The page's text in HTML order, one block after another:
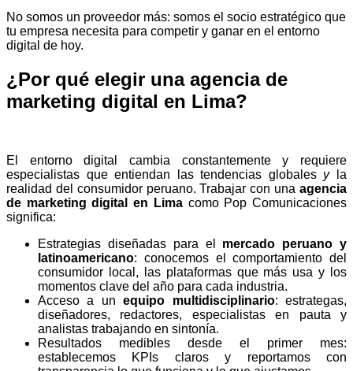
No somos un proveedor más: somos el socio estratégico que
tu empresa necesita para competir y ganar en el entorno
digital de hoy.
¿Por qué elegir una agencia de
marketing digital en Lima?
El entorno digital cambia constantemente y requiere
especialistas que entiendan las tendencias globales yla
realidad del consumidor peruano. Trabajar con una agencia
de marketing digital en Limacomo Pop Comunicaciones
significa:
Estrategias diseñadas para el mercado peruano y
latinoamericano: conocemos el comportamiento del
consumidor local, las plataformas que más usa y los
momentos clave del año para cada industria.
Acceso a unequipo multidisciplinario: estrategas,
diseñadores, redactores, especialistas en pauta y
analistas trabajando en sintonía.
Resultados medibles desde el primer mes:
establecemos KPIs claros y reportamos con